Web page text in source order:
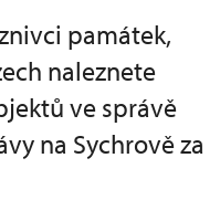
památek,
naleznete
ve správě
na Sychrově za